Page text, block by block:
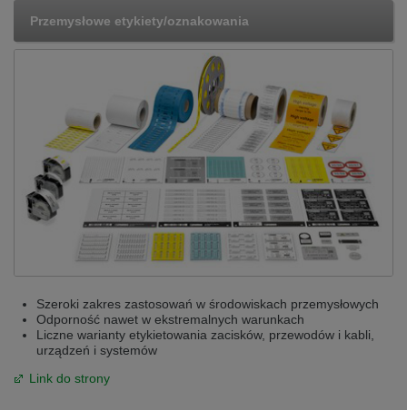
Przemysłowe etykiety/oznakowania
Szeroki zakres zastosowań w środowiskach przemysłowych
Odporność nawet w ekstremalnych warunkach
Liczne warianty etykietowania zacisków, przewodów i kabli,
urządzeń i systemów
Link do strony